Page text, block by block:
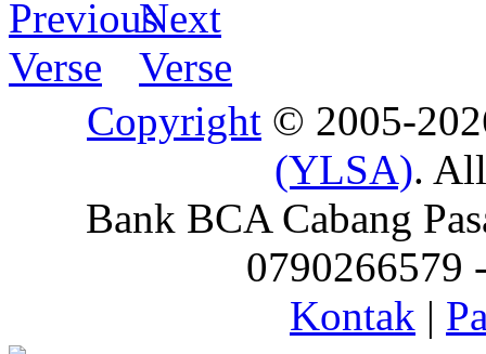
Copyright © 2005-
(YLSA).
Bank BCA Cabang
0790266579
Kontak |